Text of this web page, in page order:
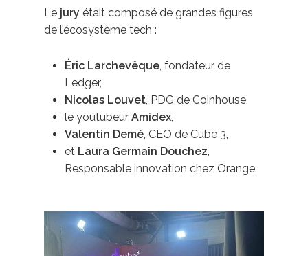
Le jury était composé de grandes figures
de l’écosystème tech :
Éric Larchevêque, fondateur de
Ledger,
Nicolas Louvet, PDG de Coinhouse,
le youtubeur Amidex,
Valentin Demé, CEO de Cube 3,
et Laura Germain Douchez,
Responsable innovation chez Orange.